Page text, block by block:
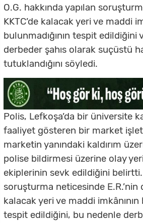
O.G. hakkında yapılan
KKTC’de kalacak yeri ve maddi
bulunmadığının tespit edildiğini
derbeder şahıs olarak suçüstü
tutuklandığını söyledi.
Polis, Lefkoşa’da bir üniversite
faaliyet gösteren bir market
marketin yanındaki kaldırım
polise bildirmesi üzerine olay
ekiplerinin sevk edildiğini belirtti.
soruşturma neticesinde E.R.’nin
kalacak yeri ve maddi imkânının
tespit edildiğini, bu nedenle